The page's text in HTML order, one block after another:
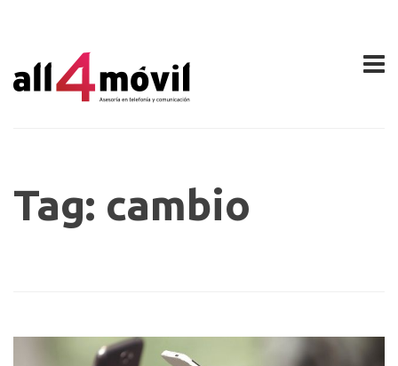
Tag: cambio